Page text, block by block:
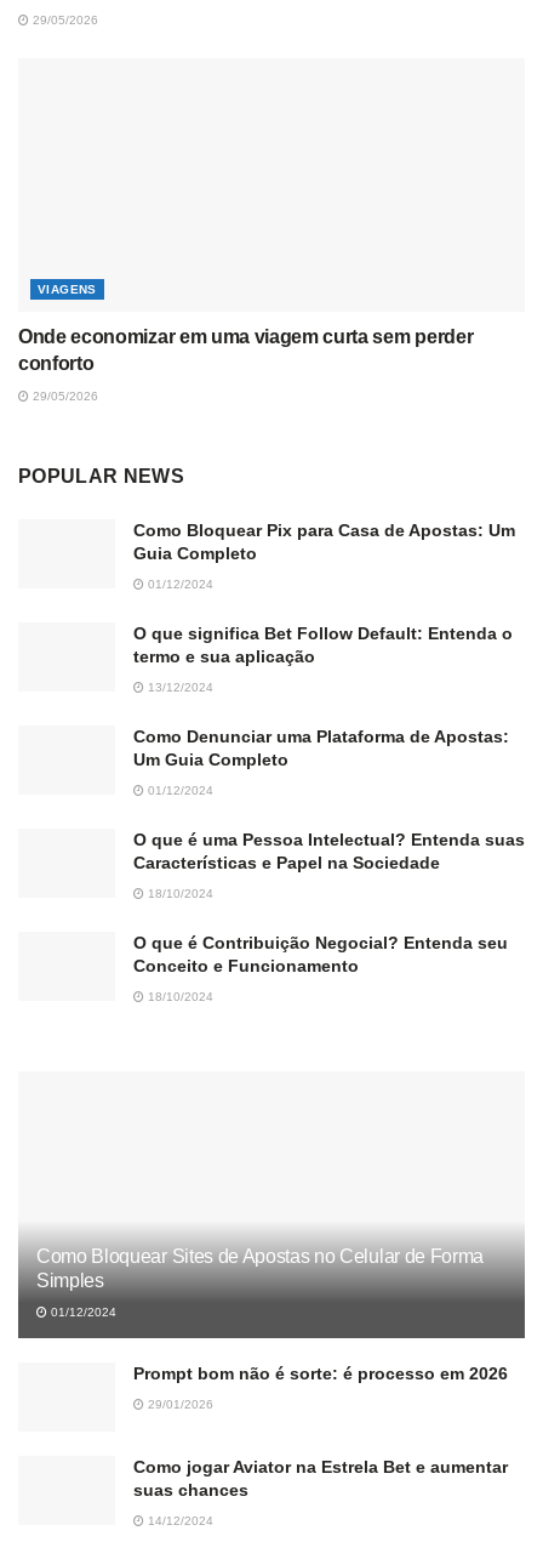
29/05/2026
VIAGENS
Onde economizar em uma viagem curta sem perder
conforto
29/05/2026
POPULAR NEWS
Como Bloquear Pix para Casa de Apostas: Um
Guia Completo
01/12/2024
O que significa Bet Follow Default: Entenda o
termo e sua aplicação
13/12/2024
Como Denunciar uma Plataforma de Apostas:
Um Guia Completo
01/12/2024
O que é uma Pessoa Intelectual? Entenda suas
Características e Papel na Sociedade
18/10/2024
O que é Contribuição Negocial? Entenda seu
Conceito e Funcionamento
18/10/2024
Como Bloquear Sites de Apostas no Celular de Forma
Simples
01/12/2024
Prompt bom não é sorte: é processo em 2026
29/01/2026
Como jogar Aviator na Estrela Bet e aumentar
suas chances
14/12/2024